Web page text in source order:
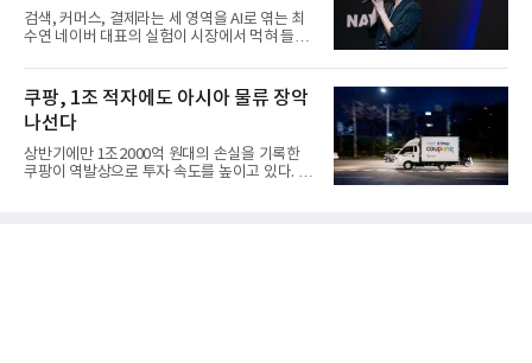
검색, 커머스, 결제라는 세 영역을 AI로 엮는 최
수연 네이버 대표의 실험이 시장에서 먹혀 들어
쿠팡, 1조 적자에도 아시아 물류 장악
나선다
상반기에만 1조2000억 원대의 손실을 기록한
쿠팡이 역발상으로 투자 속도를 높이고 있다. 이